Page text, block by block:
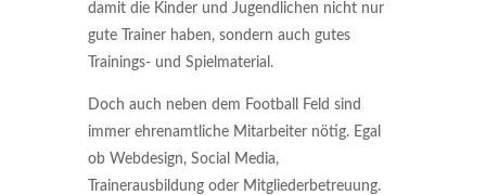
damit die Kinder und Jugendlichen nicht nur
gute Trainer haben, sondern auch gutes
Trainings- und Spielmaterial.
Doch auch neben dem Football Feld sind
immer ehrenamtliche Mitarbeiter nötig. Egal
ob Webdesign, Social Media,
Trainerausbildung oder Mitgliederbetreuung.